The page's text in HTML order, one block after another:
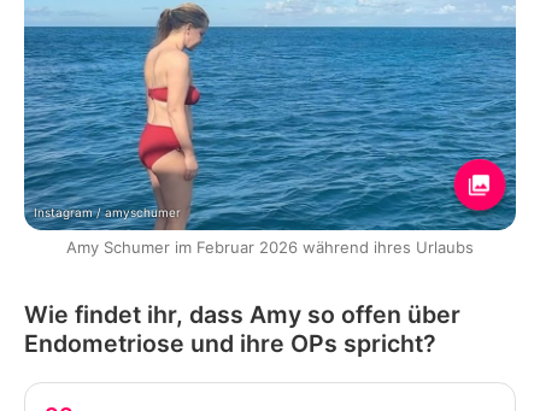
Instagram / amyschumer
Amy Schumer im Februar 2026 während ihres Urlaubs
Wie findet ihr, dass Amy so offen über
Endometriose und ihre OPs spricht?